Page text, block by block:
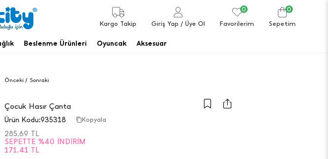
Kargo Takip Giriş Yap / Üye Ol
0
Favorilerim
0
Sepetim
Beslenme Ürünleri Oyuncak Aksesuar
Önceki / Sonraki
Çocuk Hasır Çanta
Ürün Kodu:935318 Kopyala
SEPETTE %40 İNDIRIM
171.41 TL
285,69 TL